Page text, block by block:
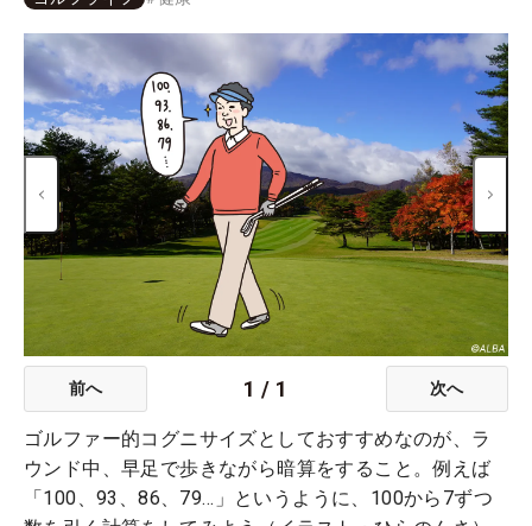
前へ 1 / 1 次へ
ゴルファー的コグニサイズとしておすすめなのが、ラ
ウンド中、早足で歩きながら暗算をすること。例えば
「100、93、86、79…」というように、100から7ずつ